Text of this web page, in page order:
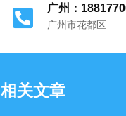
广州：
广州市花都区
相关文章